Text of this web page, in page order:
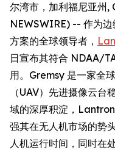
尔湾市，加利福尼亚州,
NEWSWIRE) -- 作为
方案的全球领导者，
日宣布其符合 NDAA/
用。Gremsy 是一家全
（UAV）先进摄像云台
域的深厚积淀，
强其在无人机市场的势
人机运行时间，同时在